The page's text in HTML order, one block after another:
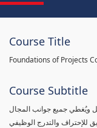
Course Title
Course Subtitle
ويُغطي جميع جوانب المجال
للإحتراف والتدرج الوظيفي